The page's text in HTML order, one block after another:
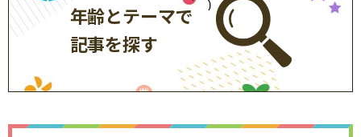
年齢とテーマで
記事を探す